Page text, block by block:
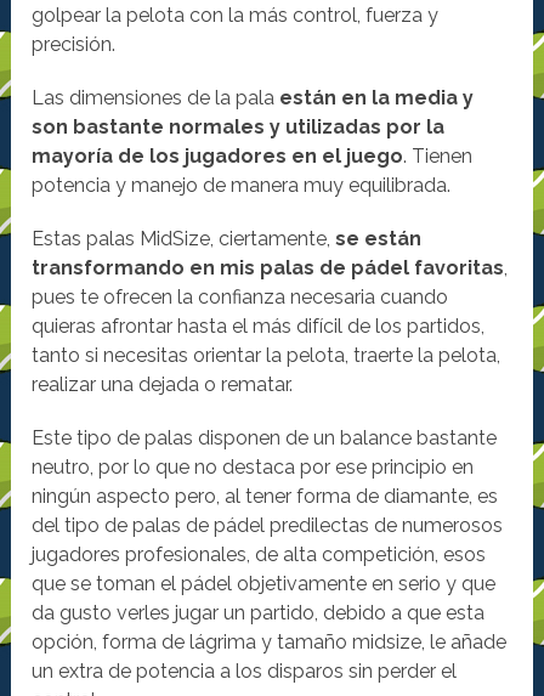
golpear la pelota con la más control, fuerza y
precisión.
Las dimensiones de la pala están en la media y
son bastante normales y utilizadas por la
mayoría de los jugadores en el juego. Tienen
potencia y manejo de manera muy equilibrada.
Estas palas MidSize, ciertamente,se están
transformando en mis palas de pádel favoritas,
pues te ofrecen la confianza necesaria cuando
quieras afrontar hasta el más difícil de los partidos,
tanto si necesitas orientar la pelota, traerte la pelota,
realizar una dejada o rematar.
Este tipo de palas disponen de un balance bastante
neutro, por lo que no destaca por ese principio en
ningún aspecto pero, al tener forma de diamante, es
del tipo de palas de pádel predilectas de numerosos
jugadores profesionales, de alta competición, esos
que se toman el pádel objetivamente en serio y que
da gusto verles jugar un partido, debido a que esta
opción, forma de lágrima y tamaño midsize, le añade
un extra de potencia a los disparos sin perder el